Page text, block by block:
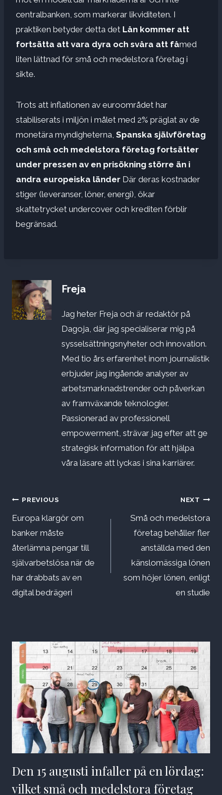
centralbanken, som markerar likviditeten. I
praktiken betyder detta det Lån kommer att
fortsätta att vara dyra och svåra att fåmed
liten lättnad för små och medelstora företag i
sikte.
Trots att inflationen av euroområdet har
stabiliserats i miljön i målet med 2% präglat av de
monetära myndigheterna, Spanska självföretag
och små och medelstora företag fortsätter
under pressen av en prisökning större än i
andra europeiska länder Där deras kostnader
stiger (leveranser, löner, energi), ökar
skattetrycket undercover och krediten förblir
begränsad.
Freja
Jag heter Freja och är redaktör på
Dagoja, där jag specialiserar mig på
sysselsättningsnyheter och innovation.
Med tio års erfarenhet inom journalistik
erbjuder jag ingående analyser av
arbetsmarknadstrender och påverkan
av framväxande teknologier.
Passionerad av professionell
empowerment, strävar jag efter att ge
strategisk information för att hjälpa
våra läsare att lyckas i sina karriärer.
Inläggsnavigering
PREVIOUS
Europa klargör om
banker måste
återlämna pengar till
självarbetslösa när de
har drabbats av en
digital bedrägeri
NEXT
Små och medelstora
företag behåller fler
anställda med den
känslomässiga lönen
som höjer lönen, enligt
en studie
Den 15 augusti infaller på en lördag:
vilket små och medelstora företag